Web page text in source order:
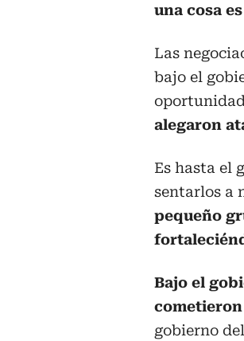
una cosa
Las
bajo el
alegaron
Es hasta el
sentarlos a
pequeño
Bajo el
cometieron
gobierno del